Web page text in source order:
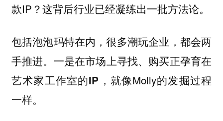
款IP？这背后行业已经凝练出一批方法论。
包括泡泡玛特在内，很多潮玩企业，都会两
手推进。 一是在市场上寻找、购买正孕育在
艺术家工作室的IP， 就像Molly的发掘过程
一样。